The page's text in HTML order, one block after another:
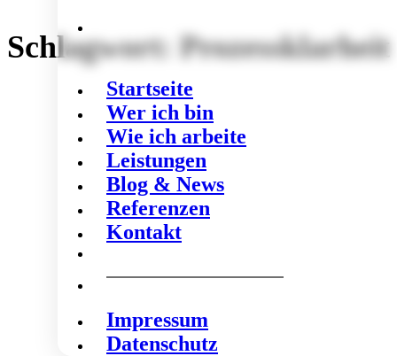
Startseite
Wer ich bin
Wie ich arbeite
Leistungen
Blog & News
Referenzen
Kontakt
Impressum
Datenschutz
Schlagwort: Prozessklarheit